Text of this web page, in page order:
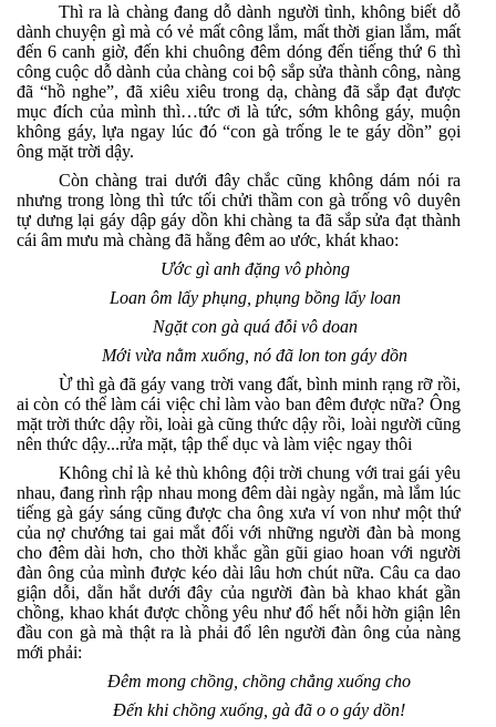
Thì ra là chàng đang dỗ dành người tình, không biết dỗ
dành chuyện gì mà có vẻ mất công lắm, mất thời gian lắm, mất
đến 6 canh giờ, đến khi chuông đêm dóng đến tiếng thứ 6 thì
công cuộc dỗ dành của chàng coi bộ sắp sửa thành công, nàng
đã “hồ nghe”, đã xiêu xiêu trong dạ, chàng đã sắp đạt được
mục đích của mình thì…tức ơi là tức, sớm không gáy, muộn
không gáy, lựa ngay lúc đó “con gà trống le te gáy dồn” gọi
ông mặt trời dậy.
Còn chàng trai dưới đây chắc cũng không dám nói ra
nhưng trong lòng thì tức tối chửi thầm con gà trống vô duyên
tự dưng lại gáy dập gáy dồn khi chàng ta đã sắp sửa đạt thành
cái âm mưu mà chàng đã hằng đêm ao ước, khát khao:
Ước gì anh đặng vô phòng
Loan ôm lấy phụng, phụng bồng lấy loan
Ngặt con gà quá đỗi vô doan
Mới vừa nằm xuống, nó đã lon ton gáy dồn
Ừ thì gà đã gáy vang trời vang đất, bình minh rạng rỡ rồi,
ai còn có thể làm cái việc chỉ làm vào ban đêm được nữa? Ông
mặt trời thức dậy rồi, loài gà cũng thức dậy rồi, loài người cũng
nên thức dậy...rửa mặt, tập thể dục và làm việc ngay thôi
Không chỉ là kẻ thù không đội trời chung với trai gái yêu
nhau, đang rình rập nhau mong đêm dài ngày ngắn, mà lắm lúc
tiếng gà gáy sáng cũng được cha ông xưa ví von như một thứ
của nợ chướng tai gai mắt đối với những người đàn bà mong
cho đêm dài hơn, cho thời khắc gần gũi giao hoan với người
đàn ông của mình được kéo dài lâu hơn chút nữa. Câu ca dao
giận dỗi, dằn hắt dưới đây của người đàn bà khao khát gần
chồng, khao khát được chồng yêu như đổ hết nỗi hờn giận lên
đầu con gà mà thật ra là phải đổ lên người đàn ông của nàng
mới phải:
Đêm mong chồng, chồng chẳng xuống cho
Đến khi chồng xuống, gà đã o o gáy dồn!